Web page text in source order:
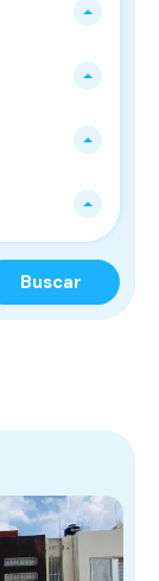
Buscar